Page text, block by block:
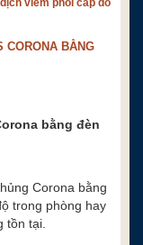
viêm phổi cấp do
CORONA BẰNG
bằng đèn
Corona bằng
trong phòng hay
tồn tại.